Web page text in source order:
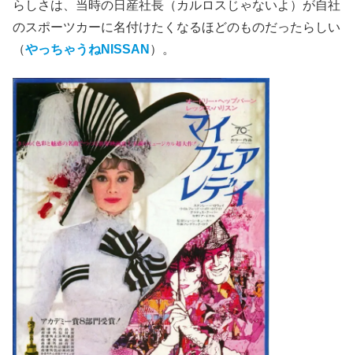
らしさは、当時の日産社長（カルロスじゃないよ）が自社
のスポーツカーに名付けたくなるほどのものだったらしい
（やっちゃうねNISSAN ）。